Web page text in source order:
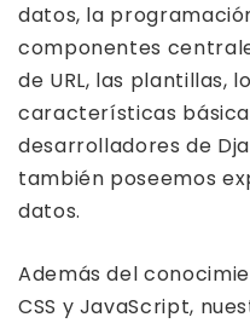
datos, la
componentes
de URL, las plantillas,
características
desarrolladores de
también poseemos
datos.
Además del
CSS y JavaScript,